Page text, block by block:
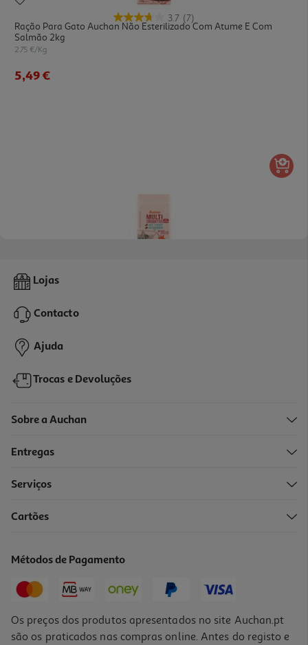
3.7 (7)
Ração Para Gato Auchan Não Esterilizado Com Atume E Com
Salmão 2kg
2.75 €/Kg
5,49 €
Ração Para Gato De Interior Auchan Com Atum E Com Salmão
2kg
5,49 €
Lojas
Contacto
Ajuda
Trocas e Devoluções
Sobre a Auchan
Entregas
Serviços
Cartões
Métodos de Pagamento
Os preços dos produtos apresentados no site Auchan.pt
são os praticados nas compras online. Antes do registo e